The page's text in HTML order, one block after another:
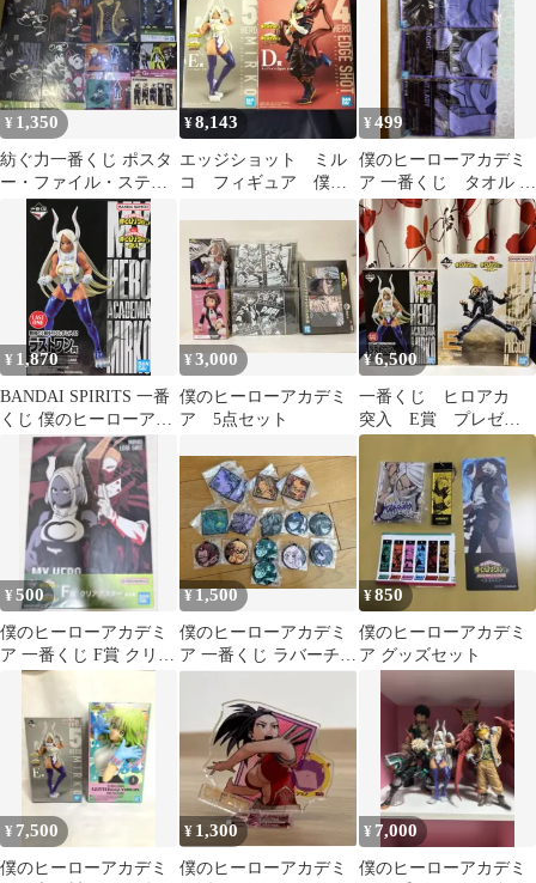
¥ 1,350
紡ぐ力一番くじ ポスタ
ー・ファイル・ステッ
カー・クリアしおり
¥8,143
エッジショット ミル
コ フィギュア 僕の
¥499
僕のヒーローアカデミ
ア 一番くじ タオル 3
種セット
¥ 1,870
BANDAI SPIRITS 一番
くじ 僕のヒーローアカ
デミア 突入 ラストワン
賞 ミルコ figure ラスト
ワンver.
¥3,000
僕のヒーローアカデミ
ア 5点セット
¥6,500
一番くじ ヒロアカ
突入 E賞 プレゼン
トマイク ラストワ
ン ミルコ フィギュ
¥500
僕のヒーローアカデミ
ア 一番くじ F賞 クリア
ポスター
¥1,500
僕のヒーローアカデミ
ア 一番くじ ラバーチャ
ーム
¥850
僕のヒーローアカデミ
ア グッズセット
¥ 7,500
僕のヒーローアカデミ
¥ 1,300
僕のヒーローアカデミ
¥ 7,000
僕のヒーローアカデミ